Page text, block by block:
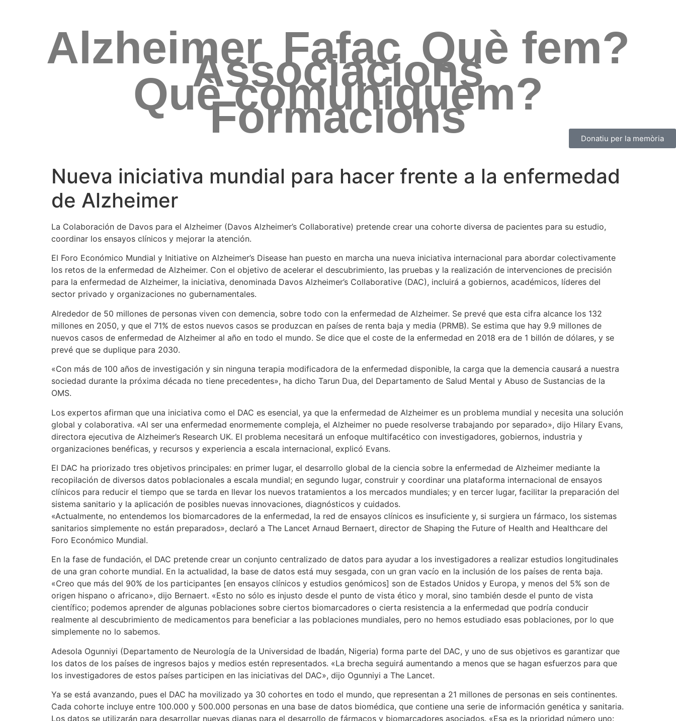
Alzheimer Fafac Què fem?
Associacions
Què comuniquem?
Formacions Donatiu per la memòria
Nueva iniciativa mundial para hacer frente a la enfermedad
de Alzheimer
La Colaboración de Davos para el Alzheimer (Davos Alzheimer’s Collaborative) pretende crear una cohorte diversa de pacientes para su estudio,
coordinar los ensayos clínicos y mejorar la atención.
El Foro Económico Mundial y Initiative on Alzheimer’s Disease han puesto en marcha una nueva iniciativa internacional para abordar colectivamente
los retos de la enfermedad de Alzheimer. Con el objetivo de acelerar el descubrimiento, las pruebas y la realización de intervenciones de precisión
para la enfermedad de Alzheimer, la iniciativa, denominada Davos Alzheimer’s Collaborative (DAC), incluirá a gobiernos, académicos, líderes del
sector privado y organizaciones no gubernamentales.
Alrededor de 50 millones de personas viven con demencia, sobre todo con la enfermedad de Alzheimer. Se prevé que esta cifra alcance los 132
millones en 2050, y que el 71% de estos nuevos casos se produzcan en países de renta baja y media (PRMB). Se estima que hay 9.9 millones de
nuevos casos de enfermedad de Alzheimer al año en todo el mundo. Se dice que el coste de la enfermedad en 2018 era de 1 billón de dólares, y se
prevé que se duplique para 2030.
«Con más de 100 años de investigación y sin ninguna terapia modificadora de la enfermedad disponible, la carga que la demencia causará a nuestra
sociedad durante la próxima década no tiene precedentes», ha dicho Tarun Dua, del Departamento de Salud Mental y Abuso de Sustancias de la
OMS.
Los expertos afirman que una iniciativa como el DAC es esencial, ya que la enfermedad de Alzheimer es un problema mundial y necesita una solución
global y colaborativa. «Al ser una enfermedad enormemente compleja, el Alzheimer no puede resolverse trabajando por separado», dijo Hilary Evans,
directora ejecutiva de Alzheimer’s Research UK. El problema necesitará un enfoque multifacético con investigadores, gobiernos, industria y
organizaciones benéficas, y recursos y experiencia a escala internacional, explicó Evans.
El DAC ha priorizado tres objetivos principales: en primer lugar, el desarrollo global de la ciencia sobre la enfermedad de Alzheimer mediante la
recopilación de diversos datos poblacionales a escala mundial; en segundo lugar, construir y coordinar una plataforma internacional de ensayos
clínicos para reducir el tiempo que se tarda en llevar los nuevos tratamientos a los mercados mundiales; y en tercer lugar, facilitar la preparación del
sistema sanitario y la aplicación de posibles nuevas innovaciones, diagnósticos y cuidados.
«Actualmente, no entendemos los biomarcadores de la enfermedad, la red de ensayos clínicos es insuficiente y, si surgiera un fármaco, los sistemas
sanitarios simplemente no están preparados», declaró a The Lancet Arnaud Bernaert, director de Shaping the Future of Health and Healthcare del
Foro Económico Mundial.
En la fase de fundación, el DAC pretende crear un conjunto centralizado de datos para ayudar a los investigadores a realizar estudios longitudinales
de una gran cohorte mundial. En la actualidad, la base de datos está muy sesgada, con un gran vacío en la inclusión de los países de renta baja.
«Creo que más del 90% de los participantes [en ensayos clínicos y estudios genómicos] son de Estados Unidos y Europa, y menos del 5% son de
origen hispano o africano», dijo Bernaert. «Esto no sólo es injusto desde el punto de vista ético y moral, sino también desde el punto de vista
científico; podemos aprender de algunas poblaciones sobre ciertos biomarcadores o cierta resistencia a la enfermedad que podría conducir
realmente al descubrimiento de medicamentos para beneficiar a las poblaciones mundiales, pero no hemos estudiado esas poblaciones, por lo que
simplemente no lo sabemos.
Adesola Ogunniyi (Departamento de Neurología de la Universidad de Ibadán, Nigeria) forma parte del DAC, y uno de sus objetivos es garantizar que
los datos de los países de ingresos bajos y medios estén representados. «La brecha seguirá aumentando a menos que se hagan esfuerzos para que
los investigadores de estos países participen en las iniciativas del DAC», dijo Ogunniyi a The Lancet.
Ya se está avanzando, pues el DAC ha movilizado ya 30 cohortes en todo el mundo, que representan a 21 millones de personas en seis continentes.
Cada cohorte incluye entre 100.000 y 500.000 personas en una base de datos biomédica, que contiene una serie de información genética y sanitaria.
Los datos se utilizarán para desarrollar nuevas dianas para el desarrollo de fármacos y biomarcadores asociados. «Esa es la prioridad número uno: